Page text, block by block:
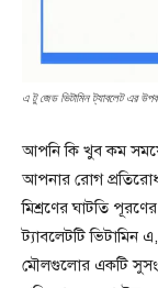
এ টু জেড ভিটামিন ট্যাবলেট এর
আপনি কি খুব কম
আপনার রোগ
মিশ্রণের ঘাটতি
ট্যাবলেটটি ভিটামিন
মৌলগুলোর একটি